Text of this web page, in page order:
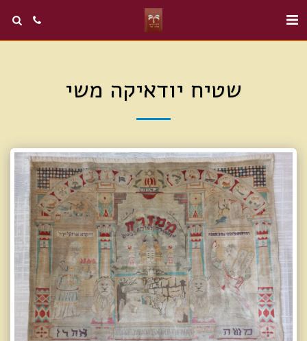
שטיח יודאיקה משי